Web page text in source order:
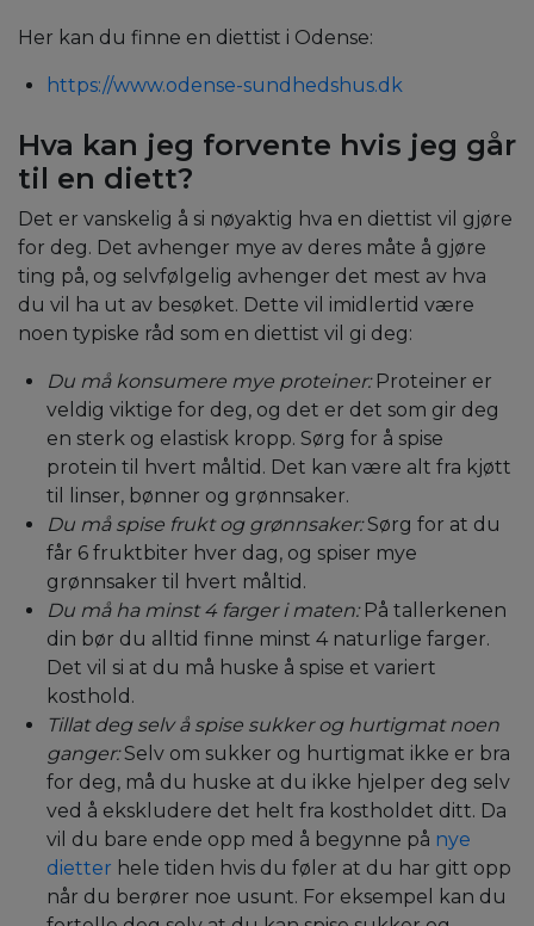
Her kan du finne en diettist i Odense:
https://www.odense-sundhedshus.dk
Hva kan jeg forvente hvis jeg går
til en diett?
Det er vanskelig å si nøyaktig hva en diettist vil gjøre
for deg. Det avhenger mye av deres måte å gjøre
ting på, og selvfølgelig avhenger det mest av hva
du vil ha ut av besøket. Dette vil imidlertid være
noen typiske råd som en diettist vil gi deg:
Du må konsumere mye proteiner: Proteiner er
veldig viktige for deg, og det er det som gir deg
en sterk og elastisk kropp. Sørg for å spise
protein til hvert måltid. Det kan være alt fra kjøtt
til linser, bønner og grønnsaker.
Du må spise frukt og grønnsaker: Sørg for at du
får 6 fruktbiter hver dag, og spiser mye
grønnsaker til hvert måltid.
Du må ha minst 4 farger i maten: På tallerkenen
din bør du alltid finne minst 4 naturlige farger.
Det vil si at du må huske å spise et variert
kosthold.
Tillat deg selv å spise sukker og hurtigmat noen
ganger: Selv om sukker og hurtigmat ikke er bra
for deg, må du huske at du ikke hjelper deg selv
ved å ekskludere det helt fra kostholdet ditt. Da
vil du bare ende opp med å begynne på nye
dietter hele tiden hvis du føler at du har gitt opp
når du berører noe usunt. For eksempel kan du